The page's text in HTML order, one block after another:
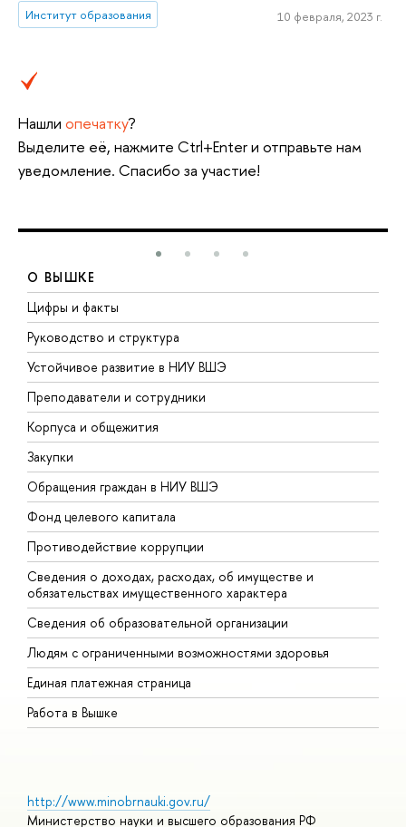
Институт образования 10 февраля, 2023 г.
Нашли опечатку?
Выделите её, нажмите Ctrl+Enter и отправьте нам
уведомление. Спасибо за участие!
О ВЫШКЕ
Цифры и факты
Руководство и структура
Устойчивое развитие в НИУ ВШЭ
Преподаватели и сотрудники
Корпуса и общежития
Закупки
Обращения граждан в НИУ ВШЭ
Фонд целевого капитала
Противодействие коррупции
Сведения о доходах, расходах, об имуществе и
обязательствах имущественного характера
Сведения об образовательной организации
Людям с ограниченными возможностями здоровья
Единая платежная страница
Работа в Вышке
http://www.minobrnauki.gov.ru/
Министерство науки и высшего образования РФ